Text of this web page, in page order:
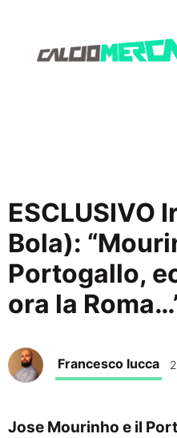
ESCLUSIVO
Bola):
Portogallo,
ora la
Francesco Iucca
Jose Mourinho e il